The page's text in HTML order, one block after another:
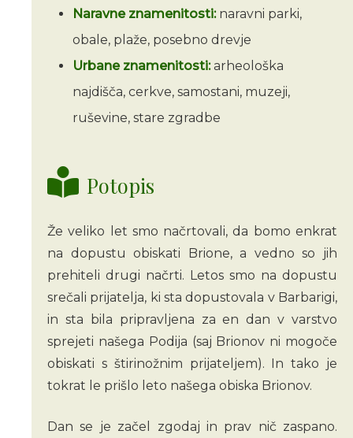
Naravne znamenitosti:naravni parki,
obale, plaže, posebno drevje
Urbane znamenitosti:arheološka
najdišča, cerkve, samostani, muzeji,
ruševine, stare zgradbe
Potopis
Že veliko let smo načrtovali, da bomo enkrat
na dopustu obiskati Brione, a vedno so jih
prehiteli drugi načrti. Letos smo na dopustu
srečali prijatelja, ki sta dopustovala v Barbarigi,
in sta bila pripravljena za en dan v varstvo
sprejeti našega Podija (saj Brionov ni mogoče
obiskati s štirinožnim prijateljem). In tako je
tokrat le prišlo leto našega obiska Brionov.
Dan se je začel zgodaj in prav nič zaspano.